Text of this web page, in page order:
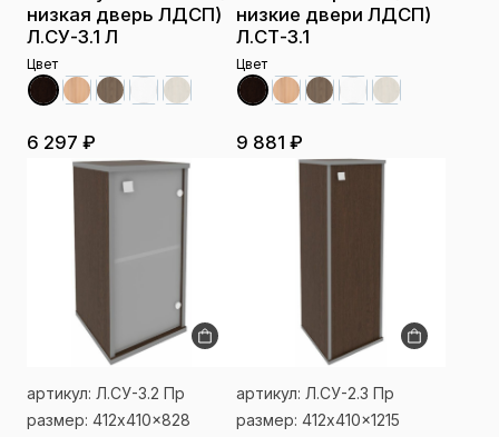
низкая дверь ЛДСП)
Л.СУ-3.1 Л
Цвет
6 297 ₽
низкие двери ЛДСП)
Л.СТ-3.1
Цвет
9 881 ₽
артикул: Л.СУ-3.2 Пр
размер: 412x410x828
артикул: Л.СУ-2.3 Пр
размер: 412x410x1215